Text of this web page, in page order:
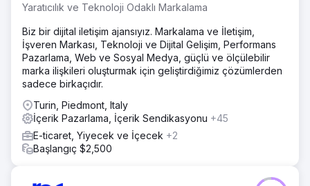
Çözüm
Ana sorunlar şunlardı: - Teknik sorunlar (dil sürümlerinde
otomatik olarak çevrilmiş içerik) - Ana anahtar kelime
gruplarına alakalı ve güçlü bağlantıların olmaması - Yapı ve
iç bağlantı Sorunlar düzeltildikten sonra, trafik neredeyse
aynı seviyeye geldi. Daha sonra stratejiyi uygulamaya
odaklandık.
Sonuç
Proje üzerinde çalıştıktan sonraki 14 ay içinde trafik 3
kattan fazla arttı: - günde 1200 tıklamadan (Google Arama
Konsolu) - günde 4000'den fazla tıklamaya (Google
bunun sonucunda FTD (ilk kez para yatıranlar) 2,5 kat arttı
Yaratıcılık ve Teknoloji Odaklı Markalama
Biz bir dijital iletişim ajansıyız. Markalama ve İletişim,
İşveren Markası, Teknoloji ve Dijital Gelişim, Performans
Pazarlama, Web ve Sosyal Medya, güçlü ve ölçülebilir
marka ilişkileri oluşturmak için geliştirdiğimiz çözümlerden
sadece birkaçıdır.
Turin, Piedmont, Italy
İçerik Pazarlama, İçerik Sendikasyonu +45
E-ticaret, Yiyecek ve İçecek +2
Başlangıç $2,500